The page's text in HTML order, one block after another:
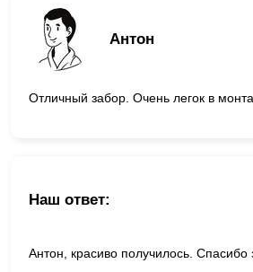
Антон
Отличный забор. Очень легок в
Наш ответ:
Антон, красиво получилось. Спасибо